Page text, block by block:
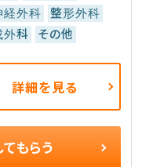
経外科
整形外科
外科 その他
詳細を見る
もらう